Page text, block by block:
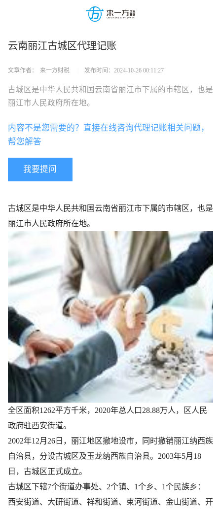
云南丽江古城区代理记账
文章作者： 来一方财税 发布时间：2024-10-26 00:11:27
古城区是中华人民共和国云南省丽江市下属的市辖区，也是
丽江市人民政府所在地。
我要提问
内容不是您需要的？直接在线咨询代理记账相关问题，
帮您解答
古城区是中华人民共和国云南省丽江市下属的市辖区，也是
丽江市人民政府所在地。
全区面积1262平方千米，2020年总人口28.88万人，区人民
政府驻西安街道。
2002年12月26日，丽江地区撤地设市，同时撤销丽江纳西族
自治县，分设古城区及玉龙纳西族自治县。2003年5月18
日，古城区正式成立。
古城区下辖7个街道办事处、2个镇、1个乡、1个民族乡：
西安街道、​大研街道、​祥和街道、​束河街道、​金山街道、​开